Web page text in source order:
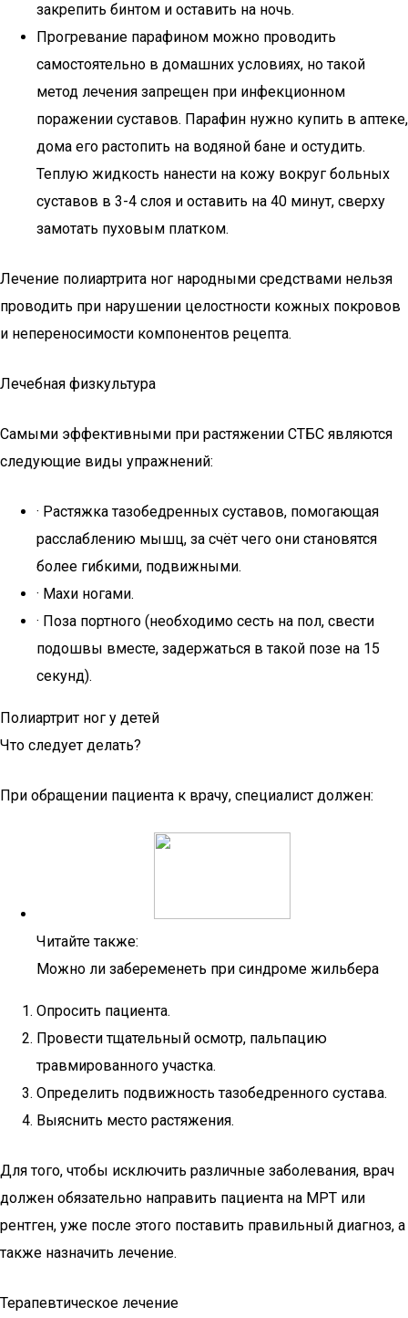
закрепить бинтом и оставить на ночь.
Прогревание парафином можно проводить
самостоятельно в домашних условиях, но такой
метод лечения запрещен при инфекционном
поражении суставов. Парафин нужно купить в аптеке,
дома его растопить на водяной бане и остудить.
Теплую жидкость нанести на кожу вокруг больных
суставов в 3-4 слоя и оставить на 40 минут, сверху
замотать пуховым платком.
Лечение полиартрита ног народными средствами нельзя
проводить при нарушении целостности кожных покровов
и непереносимости компонентов рецепта.
Лечебная физкультура
Самыми эффективными при растяжении СТБС являются
следующие виды упражнений:
· Растяжка тазобедренных суставов, помогающая
расслаблению мышц, за счёт чего они становятся
более гибкими, подвижными.
· Махи ногами.
· Поза портного (необходимо сесть на пол, свести
подошвы вместе, задержаться в такой позе на 15
секунд).
Полиартрит ног у детей
Что следует делать?
При обращении пациента к врачу, специалист должен:
Читайте также:
Можно ли забеременеть при синдроме жильбера
Опросить пациента.
Провести тщательный осмотр, пальпацию
травмированного участка.
Определить подвижность тазобедренного сустава.
Выяснить место растяжения.
Для того, чтобы исключить различные заболевания, врач
должен обязательно направить пациента на МРТ или
рентген, уже после этого поставить правильный диагноз, а
также назначить лечение.
Терапевтическое лечение